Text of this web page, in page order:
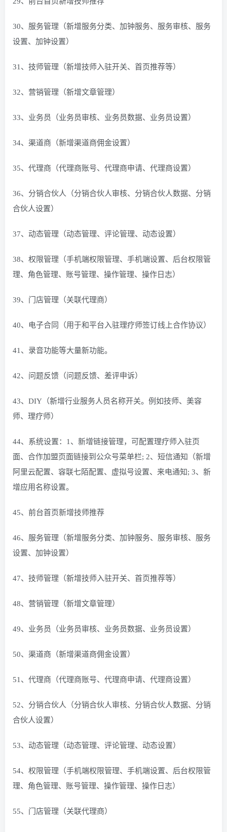
30、服务管理（新增服务分类、加钟服务、服务审核、服务
设置、加钟设置）
31、技师管理（新增技师入驻开关、首页推荐等）
32、营销管理（新增文章管理）
33、业务员（业务员审核、业务员数据、业务员设置）
34、渠道商（新增渠道商佣金设置）
35、代理商（代理商账号、代理商申请、代理商设置）
36、分销合伙人（分销合伙人审核、分销合伙人数据、分销
合伙人设置）
37、动态管理（动态管理、评论管理、动态设置）
38、权限管理（手机端权限管理、手机端设置、后台权限管
理、角色管理、账号管理、操作管理、操作日志）
39、门店管理（关联代理商）
40、电子合同（用于和平台入驻理疗师签订线上合作协议）
41、录音功能等大量新功能。
42、问题反馈（问题反馈、差评申诉）
43、DIY（新增行业服务人员名称开关。例如技师、美容
师、理疗师）
44、系统设置：1、新增链接管理，可配置理疗师入驻页
面、合作加盟页面链接到公众号菜单栏; 2、短信通知（新增
阿里云配置、容联七陌配置、虚拟号设置、来电通知; 3、新
增应用名称设置。
45、前台首页新增技师推荐
46、服务管理（新增服务分类、加钟服务、服务审核、服务
设置、加钟设置）
47、技师管理（新增技师入驻开关、首页推荐等）
48、营销管理（新增文章管理）
49、业务员（业务员审核、业务员数据、业务员设置）
50、渠道商（新增渠道商佣金设置）
51、代理商（代理商账号、代理商申请、代理商设置）
52、分销合伙人（分销合伙人审核、分销合伙人数据、分销
合伙人设置）
53、动态管理（动态管理、评论管理、动态设置）
54、权限管理（手机端权限管理、手机端设置、后台权限管
理、角色管理、账号管理、操作管理、操作日志）
55、门店管理（关联代理商）